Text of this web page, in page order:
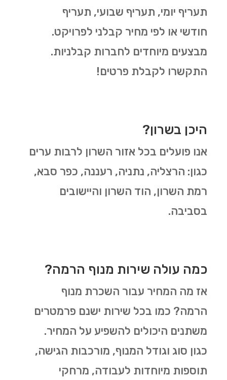
תעריף יומי, תעריף שבועי, תעריף
חודשי או לפי מחיר קבלני לפרויקט.
מבצעים מיוחדים לחברות קבלניות.
התקשרו לקבלת פרטים!
היכן בשרון?
אנו פועלים בכל אזור השרון לרבות ערים
כגון: הרצליה, נתניה, רעננה, כפר סבא,
רמת השרון, הוד השרון והיישובים
בסביבה.
כמה עולה שירות מנוף הרמה?
אז מה המחיר עבור השכרת מנוף
הרמה? כמו בכל שירות ישנם פרמטרים
משתנים היכולים להשפיע על המחיר.
כגון סוג וגודל המנוף, מורכבות הגישה,
תוספות מיוחדות לעבודה, מרחקי